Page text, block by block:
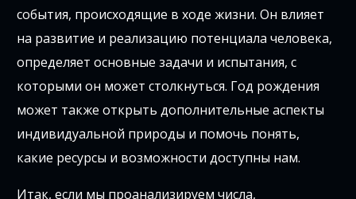
события, происходящие в ходе жизни. Он влияет
на развитие и реализацию потенциала человека,
определяет основные задачи и испытания, с
которыми он может столкнуться. Год рождения
может также открыть дополнительные аспекты
индивидуальной природы и помочь понять,
какие ресурсы и возможности доступны нам.
Итак, если мы проанализируем числа,